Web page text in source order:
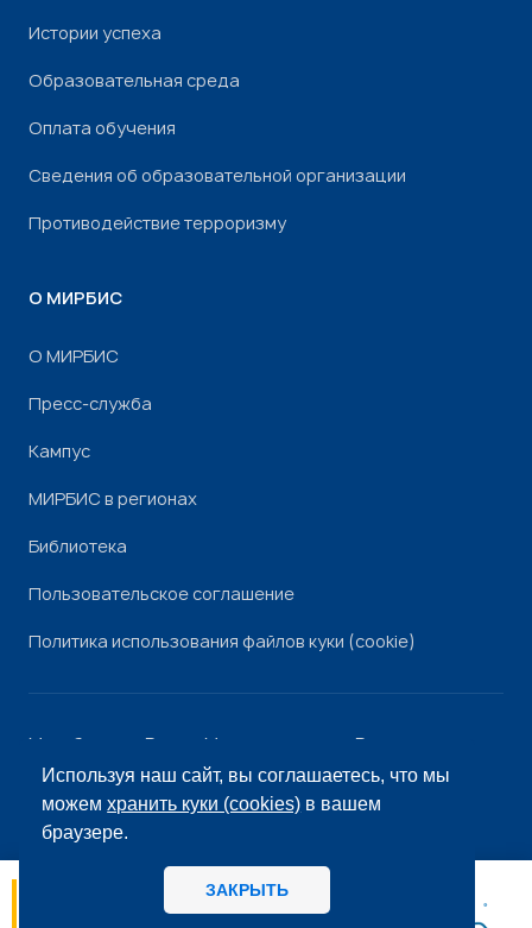
Используя наш сайт, вы соглашаетесь, что мы
можемхранить куки (cookies) в вашем
браузере.
ЗАКРЫТЬ
Истории успеха
Образовательная среда
Оплата обучения
Сведения об образовательной организации
Противодействие терроризму
О МИРБИС
О МИРБИС
Пресс-служба
Кампус
МИРБИС в регионах
Библиотека
Пользовательское соглашение
Политика использования файлов куки (cookie)
Минобрнауки России Минпросвещения России
РоскомнадзорРособрнадзор
© «МИРБИС», 2026
МИРБИС - Школа бизнеса А вы как